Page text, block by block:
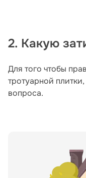
2. Какую
Для того чтобы
тротуарной
вопроса.